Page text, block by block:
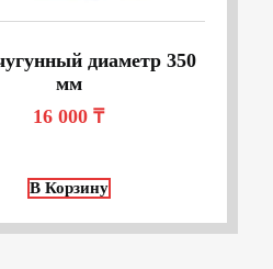
диаметр 350
мм
16 000₸
В Корзину